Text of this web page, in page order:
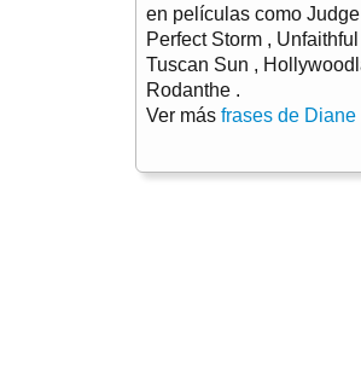
en películas como
Perfect Storm ,
Tuscan Sun ,
Rodanthe .
Ver más frases de Diane